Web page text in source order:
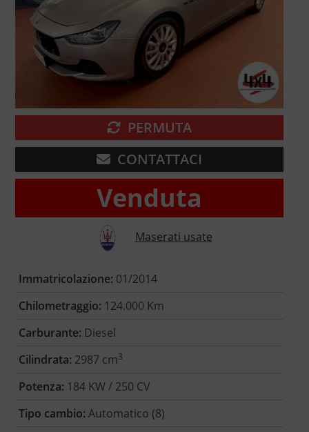
PERMUTA
CONTATTACI
Venduta
Maserati usate
Immatricolazione: 01/2014
Chilometraggio: 124.000 Km
Carburante: Diesel
Cilindrata: 2987 cm3
Potenza: 184 KW / 250 CV
Tipo cambio: Automatico (8)